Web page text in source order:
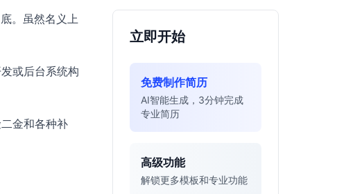
。虽然名义上
或后台系统构
金和各种补
成长路径，助你判断是否
立即开始
免费制作简历
AI智能生成，3分钟完成
专业简历
高级功能
解锁更多模板和专业功能